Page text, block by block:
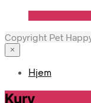
Copyright Pet
×
Hjem
Kurv